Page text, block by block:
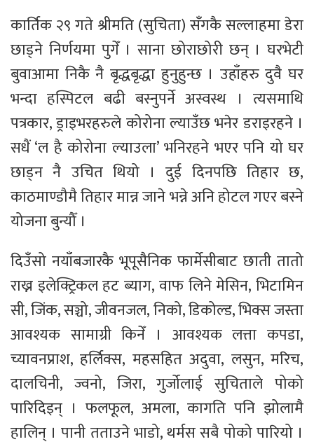
कार्तिक २९ गते श्रीमति (सुचिता) सँगकै सल्लाहमा डेरा
छाड्ने निर्णयमा पुगेँ । साना छोराछोरी छन् । घरभेटी
बुवाआमा निकै नै बृद्धबृद्धा हुनुहुन्छ । उहाँहरु दुवै घर
भन्दा हस्पिटल बढी बस्नुपर्ने अस्वस्थ । त्यसमाथि
पत्रकार, ड्राइभरहरुले कोरोना ल्याउँछ भनेर डराइरहने ।
सधैं ‘ल है कोरोना ल्याउला’ भनिरहने भएर पनि यो घर
छाड्न नै उचित थियो । दुई दिनपछि तिहार छ,
काठमाण्डौमै तिहार मान्न जाने भन्ने अनि होटल गएर बस्ने
योजना बुन्यौँ ।
दिउँसो नयाँबजारकै भूपूसैनिक फार्मेसीबाट छाती तातो
राख्न इलेक्ट्रिकल हट ब्याग, वाफ लिने मेसिन, भिटामिन
सी, जिंक, सञ्चो, जीवनजल, निको, डिकोल्ड, भिक्स जस्ता
आवश्यक सामाग्री किनेँ । आवश्यक लत्ता कपडा,
च्यावनप्राश, हर्लिक्स, महसहित अदुवा, लसुन, मरिच,
दालचिनी, ज्वनो, जिरा, गुर्जोलाई सुचिताले पोको
पारिदिइन् । फलफूल, अमला, कागति पनि झोलामै
हालिन् । पानी तताउने भाडो, थर्मस सबै पोको पारियो ।